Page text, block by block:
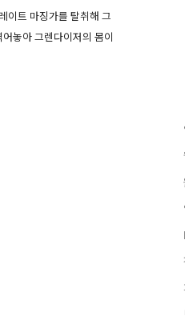
이트 마징가를 탈취해 그
놓아 그렌다이저의 몸이